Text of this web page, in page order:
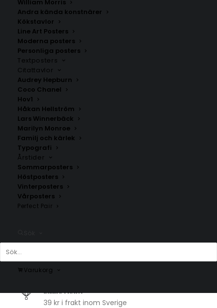
William Morris
Andra kända konstnärer
Kökstavlor
Line Art Posters
Moderna posters
Personliga posters
Textposters
Citattavlor
Audrey Hepburn
Coco Chanel
Hov1
Håkan Hellström
Lars Winnerbäck
Marilyn Monroe
Familj och kärlek
Typografi
Årstider
Sommarposters
Höstposters
Vinterposters
Vårposters
Perfect Pair
Varukorg
Färnäs
Fr. 200.00kr
Transtrand
Fr.200.00
1-2 arbetsdagar
BILLIG FRAKT
39 kr i frakt inom Sverige